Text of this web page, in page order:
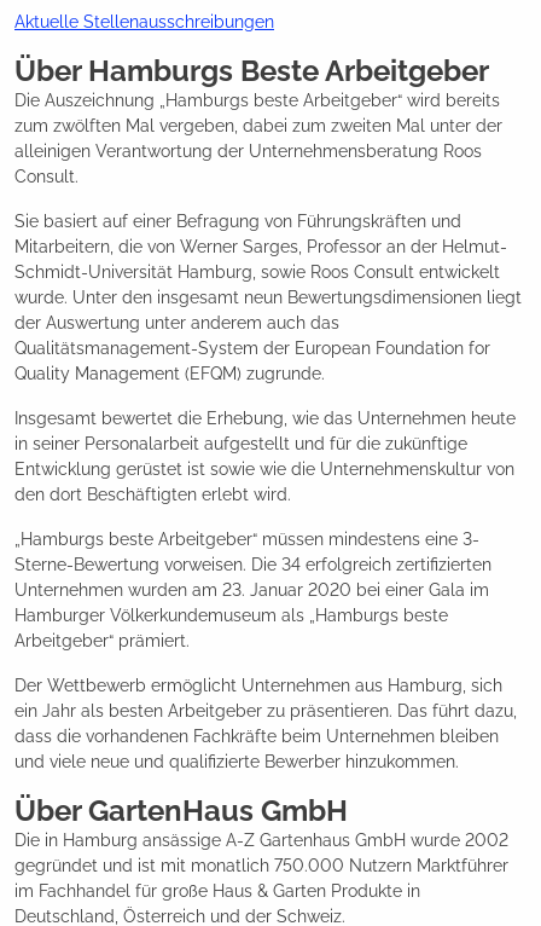
Aktuelle Stellenausschreibungen
Über Hamburgs Beste Arbeitgeber
Die Auszeichnung „Hamburgs beste Arbeitgeber“ wird bereits
zum zwölften Mal vergeben, dabei zum zweiten Mal unter der
alleinigen Verantwortung der Unternehmensberatung Roos
Consult.
Sie basiert auf einer Befragung von Führungskräften und
Mitarbeitern, die von Werner Sarges, Professor an der Helmut-
Schmidt-Universität Hamburg, sowie Roos Consult entwickelt
wurde. Unter den insgesamt neun Bewertungsdimensionen liegt
der Auswertung unter anderem auch das
Qualitätsmanagement-System der European Foundation for
Quality Management (EFQM) zugrunde.
Insgesamt bewertet die Erhebung, wie das Unternehmen heute
in seiner Personalarbeit aufgestellt und für die zukünftige
Entwicklung gerüstet ist sowie wie die Unternehmenskultur von
den dort Beschäftigten erlebt wird.
„Hamburgs beste Arbeitgeber“ müssen mindestens eine 3-
Sterne-Bewertung vorweisen. Die 34 erfolgreich zertifizierten
Unternehmen wurden am 23. Januar 2020 bei einer Gala im
Hamburger Völkerkundemuseum als „Hamburgs beste
Arbeitgeber“ prämiert.
Der Wettbewerb ermöglicht Unternehmen aus Hamburg, sich
ein Jahr als besten Arbeitgeber zu präsentieren. Das führt dazu,
dass die vorhandenen Fachkräfte beim Unternehmen bleiben
und viele neue und qualifizierte Bewerber hinzukommen.
Über GartenHaus GmbH
Die in Hamburg ansässige A-Z Gartenhaus GmbH wurde 2002
gegründet und ist mit monatlich 750.000 Nutzern Marktführer
im Fachhandel für große Haus & Garten Produkte in
Deutschland, Österreich und der Schweiz.